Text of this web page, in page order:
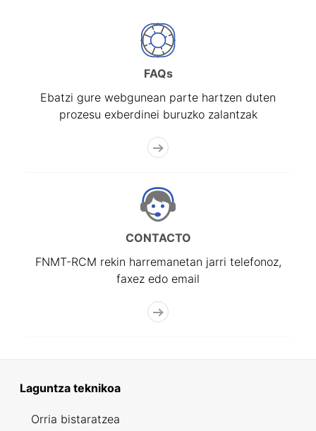
FAQs
Ebatzi gure webgunean parte hartzen duten
prozesu exberdinei buruzko zalantzak
CONTACTO
FNMT-RCM rekin harremanetan jarri telefonoz,
faxez edo email
Laguntza teknikoa
Orria bistaratzea